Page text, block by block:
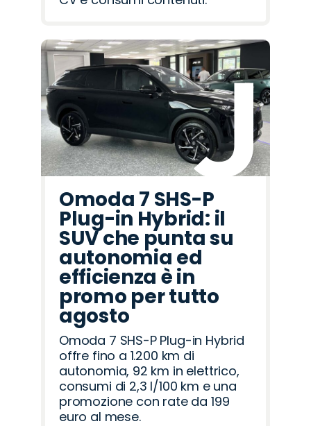
Omoda 7 SHS-P
Plug-in Hybrid: il
SUV che punta su
autonomia ed
efficienza è in
promo per tutto
agosto
Omoda 7 SHS-P Plug-in Hybrid
offre fino a 1.200 km di
autonomia, 92 km in elettrico,
consumi di 2,3 l/100 km e una
promozione con rate da 199
euro al mese.